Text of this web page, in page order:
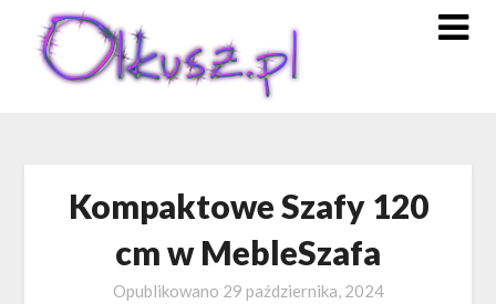
content
Kompaktowe Szafy 120
cm w MebleSzafa
Opublikowano 29 października, 2024